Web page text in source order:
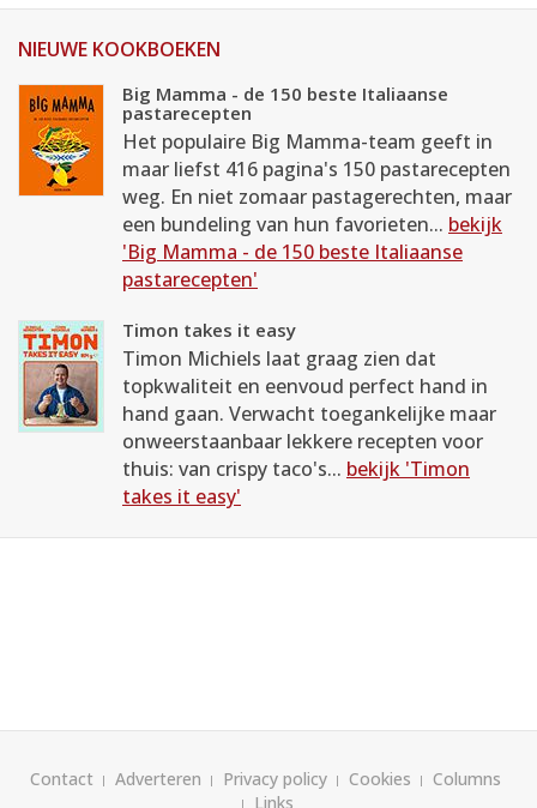
NIEUWE KOOKBOEKEN
Big Mamma - de 150 beste Italiaanse
pastarecepten
Het populaire Big Mamma-team geeft in
maar liefst 416 pagina's 150 pastarecepten
weg. En niet zomaar pastagerechten, maar
een bundeling van hun favorieten... bekijk
'Big Mamma - de 150 beste Italiaanse
pastarecepten'
Timon takes it easy
Timon Michiels laat graag zien dat
topkwaliteit en eenvoud perfect hand in
hand gaan. Verwacht toegankelijke maar
onweerstaanbaar lekkere recepten voor
thuis: van crispy taco's... bekijk 'Timon
takes it easy'
Contact Adverteren Privacy policy Cookies
Columns
Links